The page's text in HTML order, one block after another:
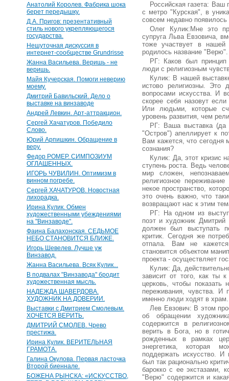
Анатолий Королев. Фабрика шока
берет передышку.
Д.А. Пригов: презентативный
стиль нового укрепляющегося
государства.
Нешуточная дискуссия в
интернет-сообществе Grundrisse
Жанна Васильева. Веришь - не
веришь.
Майя Кучерская. Помоги неверию
моему.
Дмитрий Бавильский. Дело о
выставке на винзаводе
Андрей Левкин. Арт-аттракцион.
Сергей Хачатуров. Победило
Слово.
Юрий Арпишкин. Обращение в
веру.
Федор РОМЕР. СИМПОЗИУМ
ОГЛАШЕННЫХ.
ИГОРЬ ЧУВИЛИН. Оптимизм в
винном погребе.
Сергей ХАЧАТУРОВ. Новостная
лихорадка.
Ирина Кулик. Обмен
художественными убеждениями
на "Винзаводе".
Фаина Балахонская. СЕДЬМОЕ
НЕБО СТАНОВИТСЯ БЛИЖЕ.
Игорь Шевелев. Лучше уж
Винзавод.
Жанна Васильева. Всяк Кулик...
В подвалах "Винзавода" бродит
художественная мысль.
НАДЕЖДА ШАВЕРДОВА.
ХУДОЖНИК НА ДОВЕРИИ.
Выставки с Дмитрием Смолевым.
ХОЧЕТСЯ ВЕРИТЬ.
ДМИТРИЙ СМОЛЕВ. Чрево
престижа.
Ирина Кулик. ВЕРИТЕЛЬНАЯ
ГРАМОТА.
Галина Окулова. Первая ласточка
Второй биеннале.
БОЖЕНА РЫНСКА: «ИСКУССТВО,
Российская газета: Ваш
с метро "Курская", в
совсем недавно
Олег Кулик:Мне это
супруга Льва Евзовича,
тоже участвует в
родилось название "Верю".
РГ: Каков был
люди с религиозным
Кулик: В нашей
истово религиозны. Это
вопросами искусства. И
скорее себя назовут
Или людьми, которые
уровень развития, чем
РГ: Ваша выставка (да
"Остров") апеллирует к
Вам кажется, что сегодня
сознания?
Кулик: Да, этот кризис
ступень роста. Ведь
мир сложен,
религиозное
некое пространство,
это очень важно, что
возвращают нас к этим
РГ: На одном из
поэт и художник Дмитрий
должен был выступать
критик. Сегодня же
отпала. Вам не
становится объектом
проекта - осуществляет
Кулик: Да,
зависит от того, как ты
церковь, чтобы показать
переживания, чувства. И
именно люди ходят в храм.
Лев Евзович: В этом
об обращении
содержится в
верить в Бога, но в
рожденных в рамках
энергетика, которая
поддержать искусство.
был так рационально
барокко с ее экстазами,
"Верю" содержится и